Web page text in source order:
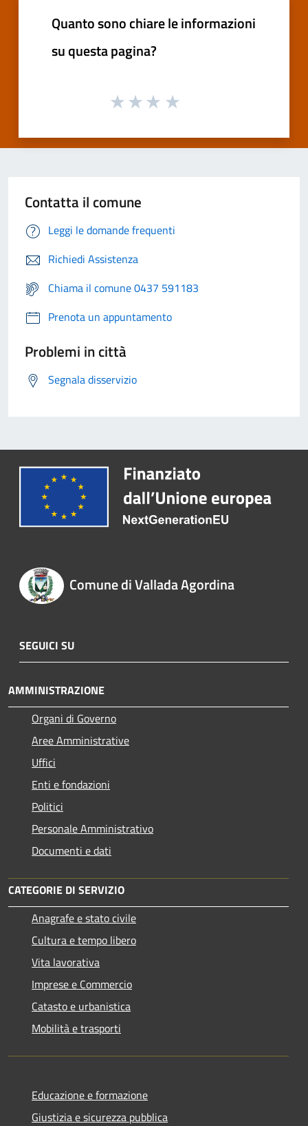
Quanto sono chiare le informazioni
su questa pagina?
Contatta il comune
Leggi le domande frequenti
Richiedi Assistenza
Chiama il comune 0437 591183
Prenota un appuntamento
Problemi in città
Segnala disservizio
Comune di Vallada Agordina
SEGUICI SU
AMMINISTRAZIONE
Organi di Governo
Aree Amministrative
Uffici
Enti e fondazioni
Politici
Personale Amministrativo
Documenti e dati
CATEGORIE DI SERVIZIO
Anagrafe e stato civile
Cultura e tempo libero
Vita lavorativa
Imprese e Commercio
Catasto e urbanistica
Mobilità e trasporti
Educazione e formazione
Giustizia e sicurezza pubblica